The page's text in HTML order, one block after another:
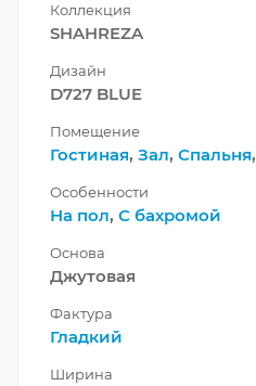
Коллекция
SHAHREZA
Дизайн
D727 BLUE
Помещение
Гостиная, Зал, Спальня,
Особенности
На пол, С бахромой
Основа
Джутовая
Фактура
Гладкий
Ширина